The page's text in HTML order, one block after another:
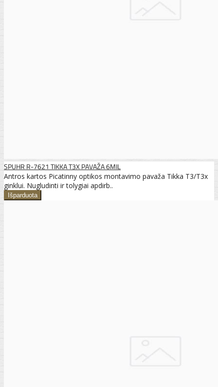
SPUHR R-7621 TIKKA T3X PAVAŽA 6MIL
Antros kartos Picatinny optikos montavimo pavaža Tikka T3/T3x
ginklui. Nugludinti ir tolygiai apdirb..